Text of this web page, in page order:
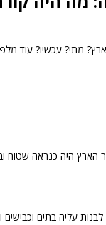
מתי? עכשיו? עוד
הארץ היה כנראה
עליה בתים